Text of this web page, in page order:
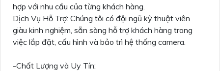
hợp với nhu cầu của từng khách hàng.
Dịch Vụ Hỗ Trợ: Chúng tôi có đội ngũ kỹ thuật viên
giàu kinh nghiệm, sẵn sàng hỗ trợ khách hàng trong
việc lắp đặt, cấu hình và bảo trì hệ thống camera.
-Chất Lượng và Uy Tín: